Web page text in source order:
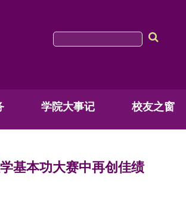
学院大事记 校友之窗
基本功大赛中再创佳绩